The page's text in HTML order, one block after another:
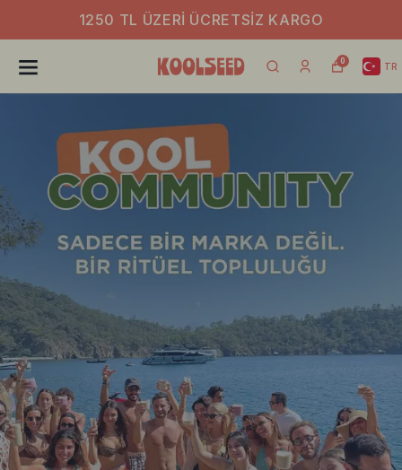
1250 TL ÜZERI ÜCRETSIZ KARGO
0 TR